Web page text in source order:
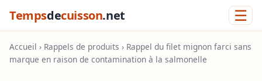
Tempsdecuisson.net ☰
Accueil › Rappels de produits › Rappel du filet mignon farci sans
marque en raison de contamination à la salmonelle